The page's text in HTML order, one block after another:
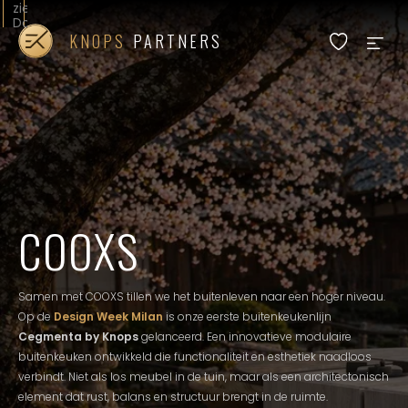
KNOPS PARTNERS
COOXS
Samen met COOXS tillen we het buitenleven naar een hoger niveau.
Op de Design Week Milan is onze eerste buitenkeukenlijn
Cegmenta by Knopsgelanceerd. Een innovatieve modulaire
buitenkeuken ontwikkeld die functionaliteit en esthetiek naadloos
verbindt. Niet als los meubel in de tuin, maar als een architectonisch
element dat rust, balans en structuur brengt in de ruimte.
ALLCOLLABORATIONS
100.01 | Weelde in elegantie
MORE PARTNERS
ERIC KUSTER
VERMEER ARCHITECTEN
zien.
Door
op
akkoord
voor
alle
cookies
te
klikken
gaat
u
akkoord
met
functionele,
prestatie
en
doelgroepgerichte
cookies.
In
ons
cookiebeleid
leest
u
meer
en
kunt
u
uw